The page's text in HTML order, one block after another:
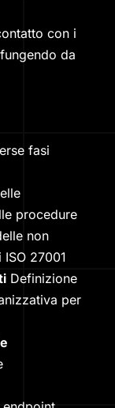
con i
da
fasi
procedure
non
27001
Definizione
per